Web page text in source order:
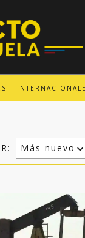
Más nuevo
Relevancia